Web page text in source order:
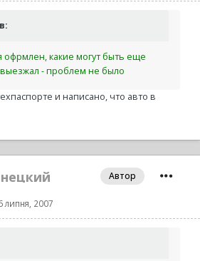
офрмлен, какие могут быть еще
- проблем не было
и написано, что авто в
липня, 2007
Автор